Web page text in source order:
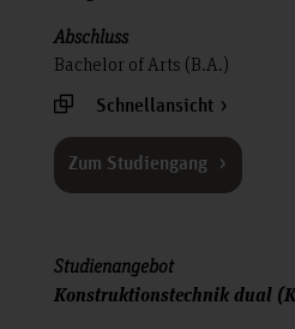
Bachelor of Arts (B.A.)
Schnellansicht
Zum Studiengang
Konstruktionstechnik dual